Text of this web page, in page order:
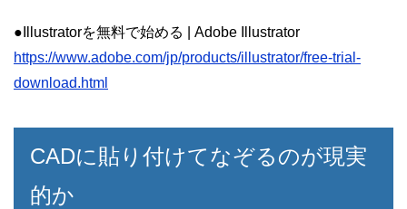
●Illustratorを無料で始める | Adobe Illustrator
https://www.adobe.com/jp/products/illustrator/free-trial-
download.html
CADに貼り付けてなぞるのが現実
的か